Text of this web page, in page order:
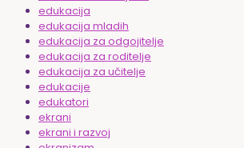
edukacija
edukacija mladih
edukacija za odgojitelje
edukacija za roditelje
edukacija za učitelje
edukacije
edukatori
ekrani
ekrani i razvoj